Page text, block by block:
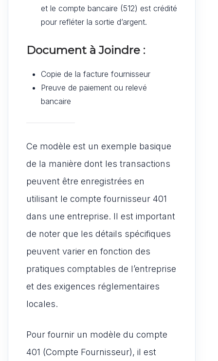
et le compte bancaire (512) est crédité
pour refléter la sortie d’argent.
Document à Joindre :
Copie de la facture fournisseur
Preuve de paiement ou relevé
bancaire
Ce modèle est un exemple basique
de la manière dont les transactions
peuvent être enregistrées en
utilisant le compte fournisseur 401
dans une entreprise. Il est important
de noter que les détails spécifiques
peuvent varier en fonction des
pratiques comptables de l’entreprise
et des exigences réglementaires
locales.
Pour fournir un modèle du compte
401 (Compte Fournisseur), il est